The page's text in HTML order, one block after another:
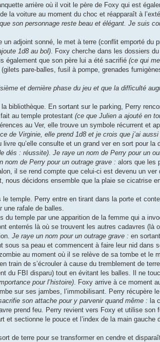
arrière où il voit le père de Foxy qui est
la voiture au moment du choc et réapparaît à
son personnage reste beau et élégant. Je suis
un adjoint sonné, le met à terre (conflit emporté
1d8 au bol) . Foxy cherche dans les dossiers
également que son père lui a été sacrifié (ce qui
pare-balles, fusil à pompe, grenades
et dernière phase du jeu et que la difficulté
bibliothèque. En sortant sur le parking, Perry
au temple protestant (ce que Julien a ajouté en
au Ver, elle trouve un symbole récurrent et
de Virginie, elle prend 1d8 et je crois que j’ai
qu’elle consulte et un grand ver en sort pour la
dés : réussite) Je raye un nom de Perry pour un
nom de Perry pour un outrage grave : alors que les
il se rend compte que celui-ci est devenu un
nous décidons ensemble que la plaie se cicatrise
temple. Perry entre en tirant dans la porte et
rafale de balles.
du temple par une apparition de la femme qui a
enterrés là où se trouvent les autres cadavres
Je raye un nom pour un outrage grave : en
sous sa peau et commencent à faire leur nid dans
au moment où il se relève de sa tombe et le
train de s’écrouler à cause du tremblement de
du FBI disparu) tout en évitant les balles. Il ne
pour l’histoire) . Foxy arrive à ce moment
sur ses jambes, l’immobilisant. Perry récupère
son attache pour y parvenir quand même : la
prend feu. Perry revient vers Foxy et utilise son
et sectionne le pouce et l’index de la main gauche
de terre pour se transformer en cendre et